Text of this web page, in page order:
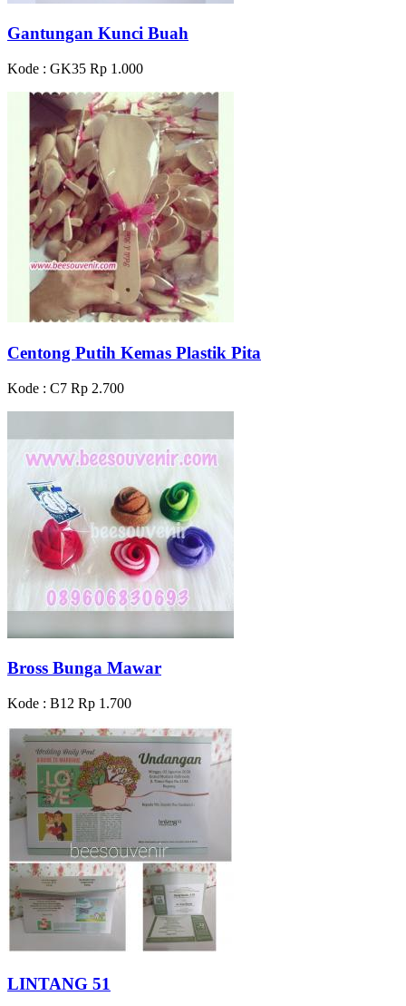
Gantungan Kunci Buah
Kode : GK35 Rp 1.000
Centong Putih Kemas Plastik Pita
Kode : C7 Rp 2.700
Bross Bunga Mawar
Kode : B12 Rp 1.700
LINTANG 51